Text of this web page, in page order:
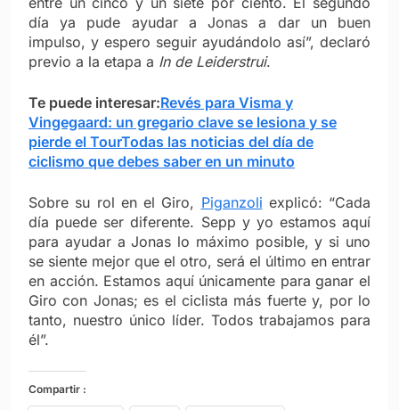
día ya pude ayudar a Jonas a dar un buen
impulso, y espero seguir ayudándolo así”, declaró
previo a la etapa a In de Leiderstrui.
Te puede interesar:Revés para Visma y
Vingegaard: un gregario clave se lesiona y se
pierde el TourTodas las noticias del día de
ciclismo que debes saber en un minuto
Sobre su rol en el Giro, Piganzoli explicó: “Cada
día puede ser diferente. Sepp y yo estamos aquí
para ayudar a Jonas lo máximo posible, y si uno
se siente mejor que el otro, será el último en entrar
en acción. Estamos aquí únicamente para ganar el
Giro con Jonas; es el ciclista más fuerte y, por lo
tanto, nuestro único líder. Todos trabajamos para
él”.
Compartir :